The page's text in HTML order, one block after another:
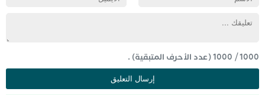
1000
/
1000(عدد الأحرف المتبقية) .